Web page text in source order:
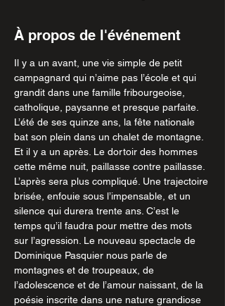
À propos de l'événement
Il y a un avant, une vie simple de petit
campagnard qui n’aime pas l’école et qui
grandit dans une famille fribourgeoise,
catholique, paysanne et presque parfaite.
L’été de ses quinze ans, la fête nationale
bat son plein dans un chalet de montagne.
Et il y a un après. Le dortoir des hommes
cette même nuit, paillasse contre paillasse.
L’après sera plus compliqué. Une trajectoire
brisée, enfouie sous l’impensable, et un
silence qui durera trente ans. C’est le
temps qu’il faudra pour mettre des mots
sur l’agression. Le nouveau spectacle de
Dominique Pasquier nous parle de
montagnes et de troupeaux, de
l’adolescence et de l’amour naissant, de la
poésie inscrite dans une nature grandiose